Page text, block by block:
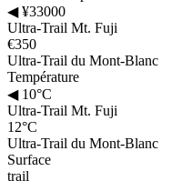
◀¥33000
Ultra-Trail Mt. Fuji
€350
Ultra-Trail du Mont-Blanc
Température
◀10°C
Ultra-Trail Mt. Fuji
12°C
Ultra-Trail du Mont-Blanc
Surface
trail